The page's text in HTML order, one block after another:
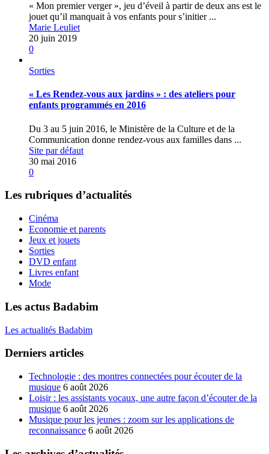
« Mon premier verger », jeu d’éveil à partir de deux ans est le
jouet qu’il manquait à vos enfants pour s’initier ...
Marie Leuliet
20 juin 2019
0
Sorties
« Les Rendez-vous aux jardins » : des ateliers pour
enfants programmés en 2016
Du 3 au 5 juin 2016, le Ministère de la Culture et de la
Communication donne rendez-vous aux familles dans ...
Site par défaut
30 mai 2016
0
Les rubriques d’actualités
Cinéma
Economie et parents
Jeux et jouets
Sorties
DVD enfant
Livres enfant
Mode
Les actus Badabim
Les actualités Badabim
Derniers articles
Technologie : des montres connectées pour écouter de la
musique 6 août 2026
Loisir : les assistants vocaux, une autre façon d’écouter de la
musique 6 août 2026
Musique pour les jeunes : zoom sur les applications de
reconnaissance 6 août 2026